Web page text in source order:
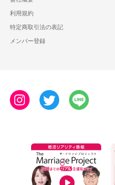
利用規約
特定商取引法の表記
メンバー登録